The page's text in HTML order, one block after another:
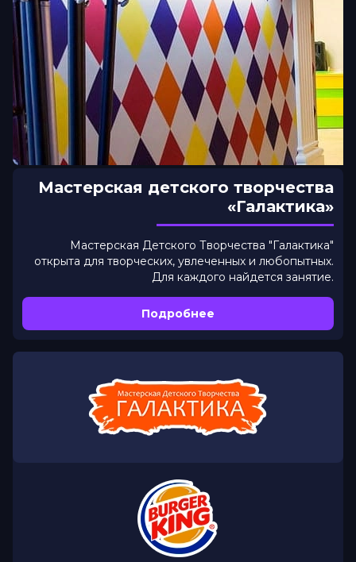
Мастерская детского творчества
«Галактика»
Мастерская Детского Творчества "Галактика"
открыта для творческих, увлеченных и любопытных.
Для каждого найдется занятие.
Подробнее